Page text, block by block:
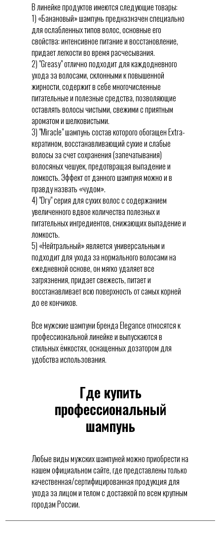
В линейке продуктов имеются следующие товары:
1) «Банановый» шампунь предназначен специально
для ослабленных типов волос, основные его
свойства: интенсивное питание и восстановление,
придает легкости во время расчесывания.
2) "Greasy" отлично подходит для каждодневного
ухода за волосами, склонными к повышенной
жирности, содержит в себе многочисленные
питательные и полезные средства, позволяющие
оставлять волосы чистыми, свежими с приятным
ароматом и шелковистыми.
3) "Miracle" шампунь состав которого обогащен Extra-
кератином, восстанавливающий сухие и слабые
волосы за счет сохранения (запечатывания)
волосяных чешуек, предотвращая выпадение и
ломкость. Эффект от данного шампуня можно и в
правду назвать «чудом».
4) "Dry" серия для сухих волос с содержанием
увеличенного вдвое количества полезных и
питательных ингредиентов, снижающих выпадение и
ломкость.
5) «Нейтральный» является универсальным и
подходит для ухода за нормального волосами на
ежедневной основе, он мягко удаляет все
загрязнения, придает свежесть, питает и
восстанавливает всю поверхность от самых корней
до ее кончиков.
Все мужские шампуни бренда Elegance относятся к
профессиональной линейке и выпускаются в
стильных ёмкостях, оснащенных дозатором для
удобства использования.
Где купить
профессиональный
шампунь
Любые виды мужских шампуней можно приобрести на
нашем официальном сайте, где представлены только
качественная/сертифицированная продукция для
ухода за лицом и телом с доставкой по всем крупным
городам России.